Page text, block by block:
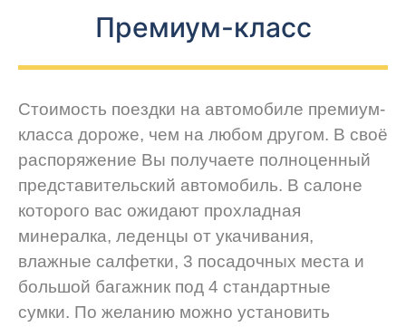
Премиум-класс
Стоимость поездки на автомобиле премиум-
класса дороже, чем на любом другом. В своё
распоряжение Вы получаете полноценный
представительский автомобиль. В салоне
которого вас ожидают прохладная
минералка, леденцы от укачивания,
влажные салфетки, 3 посадочных места и
большой багажник под 4 стандартные
сумки. По желанию можно установить